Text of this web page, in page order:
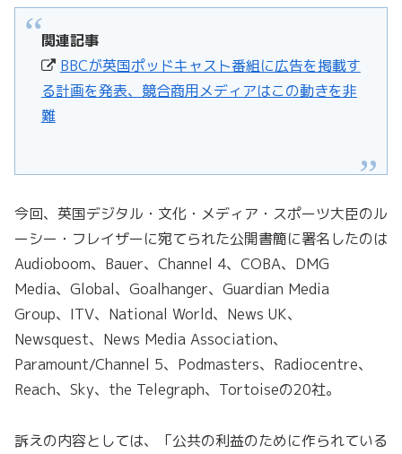
関連記事
BBCが英国ポッドキャスト番組に広告を掲載す
る計画を発表、競合商用メディアはこの動きを非
難
今回、英国デジタル・文化・メディア・スポーツ大臣のル
ーシー・フレイザーに宛てられた公開書簡に署名したのは
Audioboom、Bauer、Channel 4、COBA、DMG
Media、Global、Goalhanger、Guardian Media
Group、ITV、National World、News UK、
Newsquest、News Media Association、
Paramount/Channel 5、Podmasters、Radiocentre、
Reach、Sky、the Telegraph、Tortoiseの20社。
訴えの内容としては、「公共の利益のために作られている